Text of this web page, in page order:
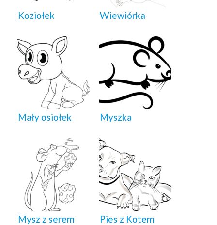
Koziołek Wiewiórka
Mały osiołek Myszka
Mysz z serem Pies z Kotem